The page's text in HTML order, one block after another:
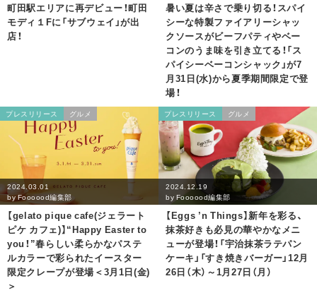
町田駅エリアに再デビュー！町田
モディ１Fに「サブウェイ」が出
店！
暑い夏は辛さで乗り切る！スパイ
シーな特製ファイアリーシャッ
クソースがビーフパティやベー
コンのうま味を引き立てる！「ス
パイシーベーコンシャック」が7
月31日(水)から夏季期間限定で登
場！
プレスリリース グルメ
2024.03.01
byFoooood編集部
【gelato pique cafe(ジェラート
ピケ カフェ)】“Happy Easter to
you！”春らしい柔らかなパステ
ルカラーで彩られたイースター
限定クレープが登場＜3月1日(金)
＞
プレスリリース グルメ
2024.12.19
by Foooood編集部
【Eggs ’n Things】新年を彩る、
抹茶好きも必見の華やかなメニ
ューが登場！「宇治抹茶ラテパン
ケーキ」「すき焼きバーガー」12月
26日（木）～1月27日（月）